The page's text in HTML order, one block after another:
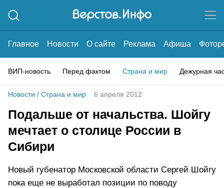
Главное Новости О сайте Реклама Афиша
ВИП-новость Перед фактом Страна и мир Дежурная
Новости / Страна и мир 6 апреля 2012
Подальше от начальства. Шойгу
мечтает о столице России в
Сибири
Новый губенатор Московской области Сергей Шойгу
пока еще не выработал позиции по поводу